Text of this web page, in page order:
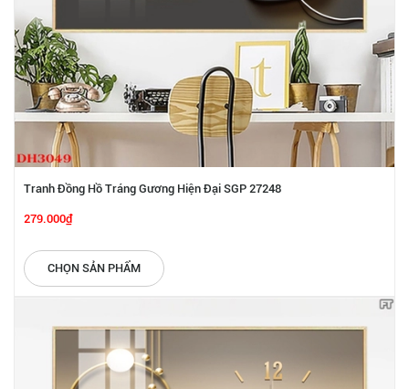
Tranh Đồng Hồ Tráng Gương Hiện Đại SGP 27248
279.000₫
CHỌN SẢN PHẨM